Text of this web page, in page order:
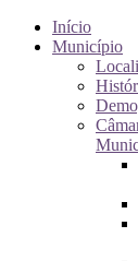
Início
Município